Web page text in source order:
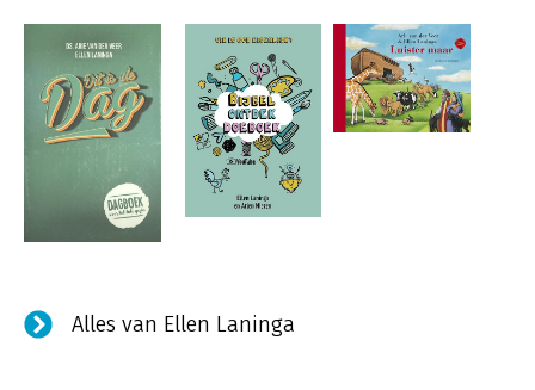
Alles van Ellen Laninga